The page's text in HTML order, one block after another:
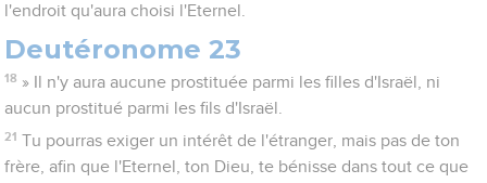
l'endroit qu'aura choisi l'Eternel.
Deutéronome 23
18 » Il n'y aura aucune prostituée parmi les filles d'Israël, ni
aucun prostitué parmi les fils d'Israël.
21 Tu pourras exiger un intérêt de l'étranger, mais pas de ton
frère, afin que l'Eternel, ton Dieu, te bénisse dans tout ce que